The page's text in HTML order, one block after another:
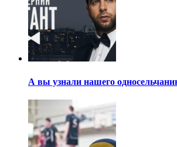
А вы узнали нашего